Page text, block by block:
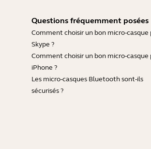
Questions fréquemment posées
Comment choisir un bon micro-casque
Skype ?
Comment choisir un bon micro-casque
iPhone ?
Les micro-casques Bluetooth sont-ils
sécurisés ?